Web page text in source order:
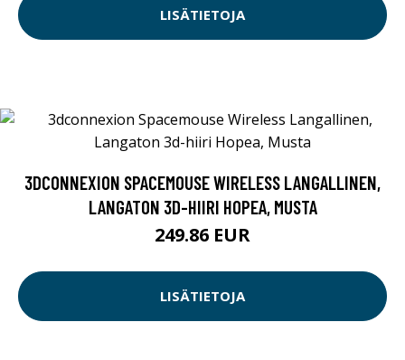
LISÄTIETOJA
3DCONNEXION SPACEMOUSE WIRELESS LANGALLINEN,
LANGATON 3D-HIIRI HOPEA, MUSTA
249.86 EUR
LISÄTIETOJA